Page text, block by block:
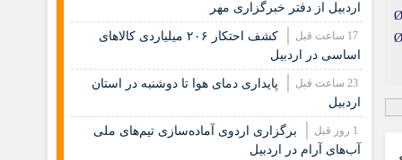
اردبیل از دفتر خبرگزاری مهر
کشف احتکار ۲۰۶ میلیاردی کالاهای
اساسی در اردبیل
پایداری دمای هوا تا دوشنبه در استان
اردبیل
برگزاری اردوی آماده‌سازی تیم‌های ملی
آب‌های آرام در اردبیل